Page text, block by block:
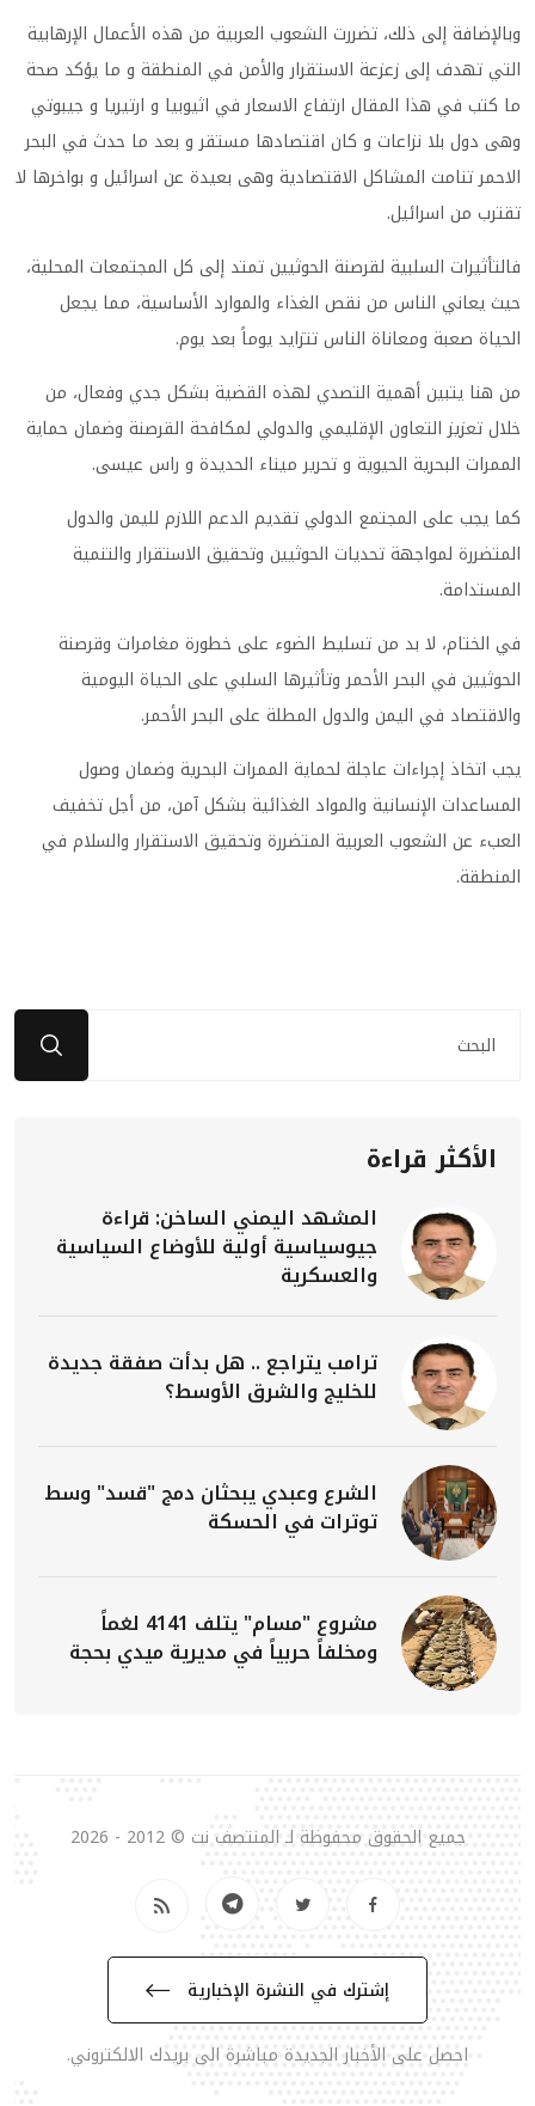
وبالإضافة إلى ذلك، تضررت الشعوب العربية من هذه الأعمال الإرهابية
التي تهدف إلى زعزعة الاستقرار والأمن في المنطقة و ما يؤكد صحة
ما كتب في هذا المقال ارتفاع الاسعار في اثيوبيا و ارتيريا و جيبوتي
وهى دول بلا نزاعات و كان اقتصادها مستقر و بعد ما حدث في البحر
الاحمر تنامت المشاكل الاقتصادية وهى بعيدة عن اسرائيل و بواخرها لا
تقترب من اسرائيل.
فالتأثيرات السلبية لقرصنة الحوثيين تمتد إلى كل المجتمعات المحلية،
حيث يعاني الناس من نقص الغذاء والموارد الأساسية، مما يجعل
الحياة صعبة ومعاناة الناس تتزايد يوماً بعد يوم.
من هنا يتبين أهمية التصدي لهذه القضية بشكل جدي وفعال، من
خلال تعزيز التعاون الإقليمي والدولي لمكافحة القرصنة وضمان حماية
الممرات البحرية الحيوية و تحرير ميناء الحديدة و راس عيسى.
كما يجب على المجتمع الدولي تقديم الدعم اللازم لليمن والدول
المتضررة لمواجهة تحديات الحوثيين وتحقيق الاستقرار والتنمية
المستدامة.
في الختام، لا بد من تسليط الضوء على خطورة مغامرات وقرصنة
الحوثيين في البحر الأحمر وتأثيرها السلبي على الحياة اليومية
والاقتصاد في اليمن والدول المطلة على البحر الأحمر.
يجب اتخاذ إجراءات عاجلة لحماية الممرات البحرية وضمان وصول
المساعدات الإنسانية والمواد الغذائية بشكل آمن، من أجل تخفيف
العبء عن الشعوب العربية المتضررة وتحقيق الاستقرار والسلام في
المنطقة.
الأكثر قراءة
المشهد اليمني الساخن: قراءة
جيوسياسية أولية للأوضاع السياسية
والعسكرية
ترامب يتراجع .. هل بدأت صفقة جديدة
للخليج والشرق الأوسط؟
الشرع وعبدي يبحثان دمج "قسد" وسط
توترات في الحسكة
مشروع "مسام" يتلف 4141 لغماً
ومخلفاً حربياً في مديرية ميدي بحجة
جميع الحقوق محفوظة لـ المنتصف نت © 2012 - 2026
إشترك في النشرة الإخبارية
احصل على الأخبار الجديدة مباشرة الى بريدك الالكتروني.